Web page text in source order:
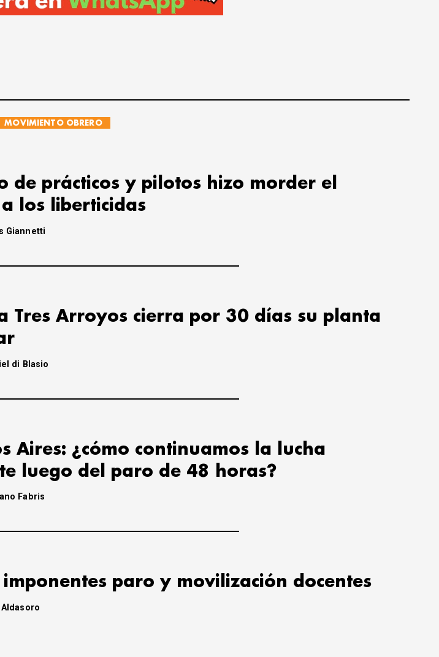
MOVIMIENTO OBRERO
de prácticos y pilotos hizo morder el
los liberticidas
Giannetti
Tres Arroyos cierra por 30 días su planta
di Blasio
Aires: ¿cómo continuamos la lucha
luego del paro de 48 horas?
Fabris
paro y movilización docentes
Aldasoro